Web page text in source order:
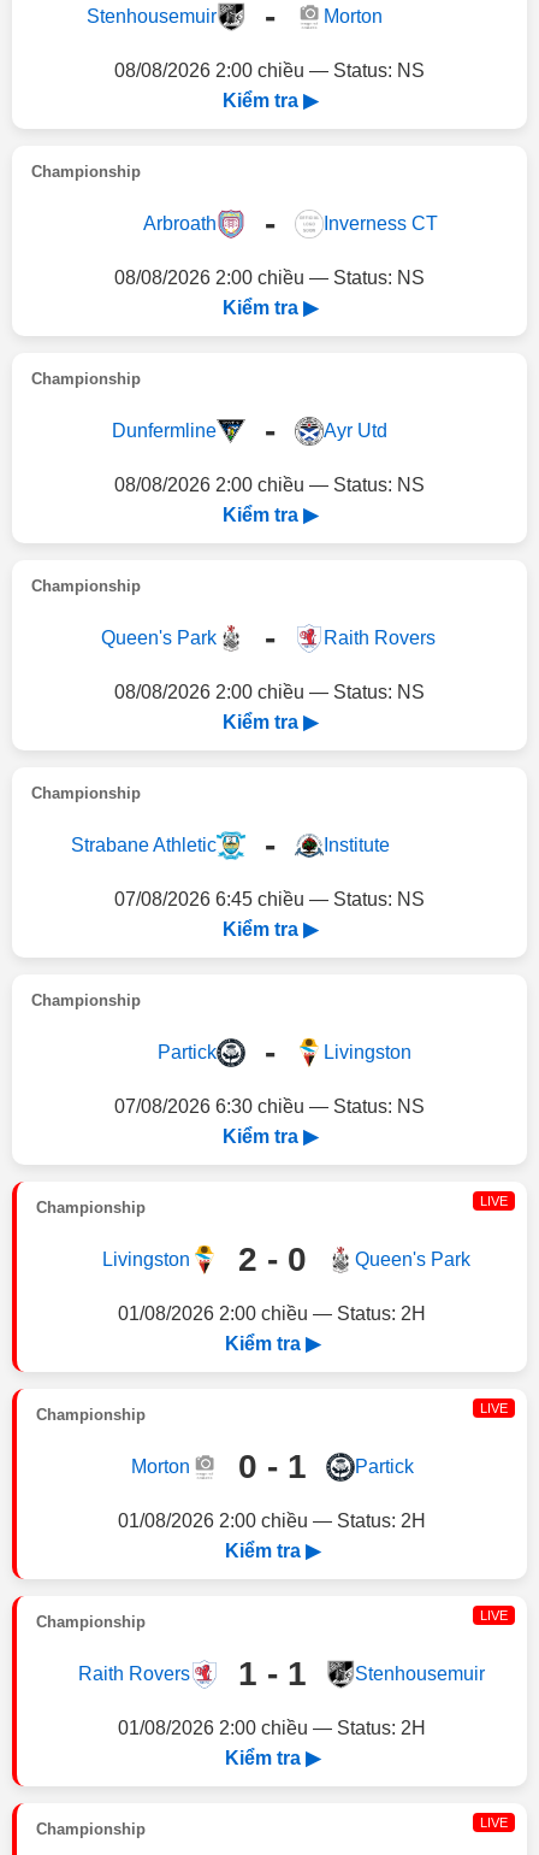
Stenhousemuir - Morton
08/08/2026 2:00 chiều — Status: NS
Kiểm tra ▶
Championship
Arbroath - Inverness CT
08/08/2026 2:00 chiều — Status: NS
Kiểm tra ▶
Championship
Dunfermline - Ayr Utd
08/08/2026 2:00 chiều — Status: NS
Kiểm tra ▶
Championship
Queen's Park - Raith Rovers
08/08/2026 2:00 chiều — Status: NS
Kiểm tra ▶
Championship
Strabane Athletic - Institute
07/08/2026 6:45 chiều — Status: NS
Kiểm tra ▶
Championship
Partick - Livingston
07/08/2026 6:30 chiều — Status: NS
Kiểm tra ▶
Championship LIVE
Livingston 2 - 0 Queen's Park
01/08/2026 2:00 chiều — Status: 2H
Kiểm tra ▶
Championship LIVE
Morton 0 - 1 Partick
01/08/2026 2:00 chiều — Status: 2H
Kiểm tra ▶
Championship LIVE
Raith Rovers 1 - 1 Stenhousemuir
01/08/2026 2:00 chiều — Status: 2H
Kiểm tra ▶
Championship LIVE